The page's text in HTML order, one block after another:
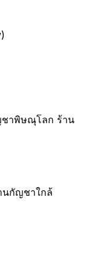
ชาพิษณุโลก ร้าน
นกัญชาใกล้